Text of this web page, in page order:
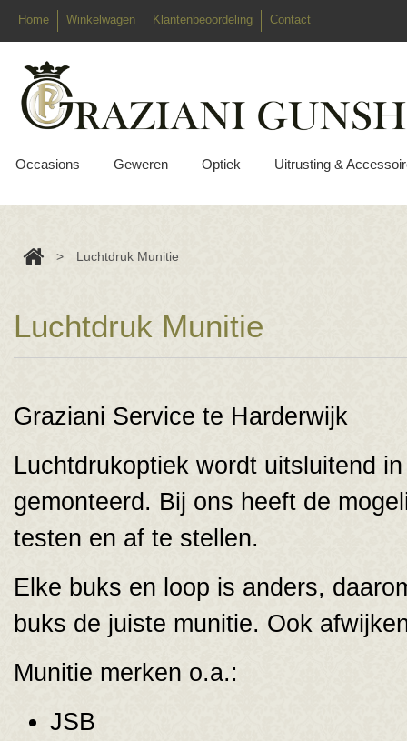
Home Winkelwagen Klantenbeoordeling Contact
Occasions Geweren Optiek Uitrusting &
> Luchtdruk Munitie
Luchtdruk Munitie
Graziani Service te Harderwijk
Luchtdrukoptiek wordt uitsluitend
gemonteerd. Bij ons heeft de
testen en af te stellen.
Elke buks en loop is anders,
buks de juiste munitie. Ook
Munitie merken o.a.:
JSB